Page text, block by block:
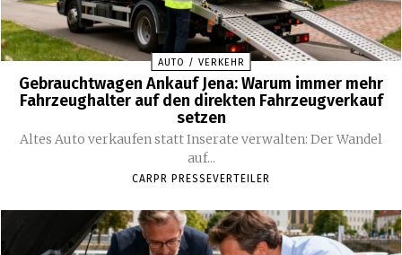
AUTO / VERKEHR
Gebrauchtwagen Ankauf Jena: Warum immer mehr
Fahrzeughalter auf den direkten Fahrzeugverkauf
setzen
Altes Auto verkaufen statt Inserate verwalten: Der Wandel
auf...
CARPR PRESSEVERTEILER